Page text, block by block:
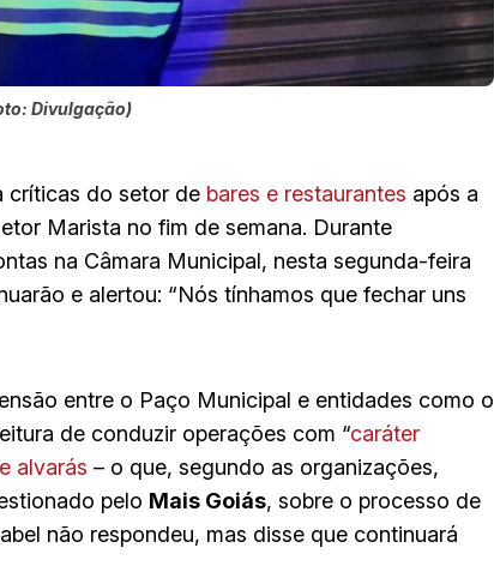
Divulgação)
críticas do setor de bares e restaurantes após a
Marista no fim de semana. Durante
na Câmara Municipal, nesta segunda-feira
e alertou: “Nós tínhamos que fechar uns
entre o Paço Municipal e entidades como o
de conduzir operações com “caráter
alvarás – o que, segundo as organizações,
pelo Mais Goiás, sobre o processo de
não respondeu, mas disse que continuará